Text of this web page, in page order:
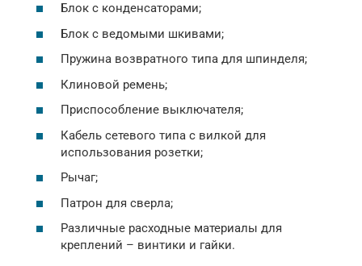
Блок с конденсаторами;
Блок с ведомыми шкивами;
Пружина возвратного типа для шпинделя;
Клиновой ремень;
Приспособление выключателя;
Кабель сетевого типа с вилкой для
использования розетки;
Рычаг;
Патрон для сверла;
Различные расходные материалы для
креплений – винтики и гайки.